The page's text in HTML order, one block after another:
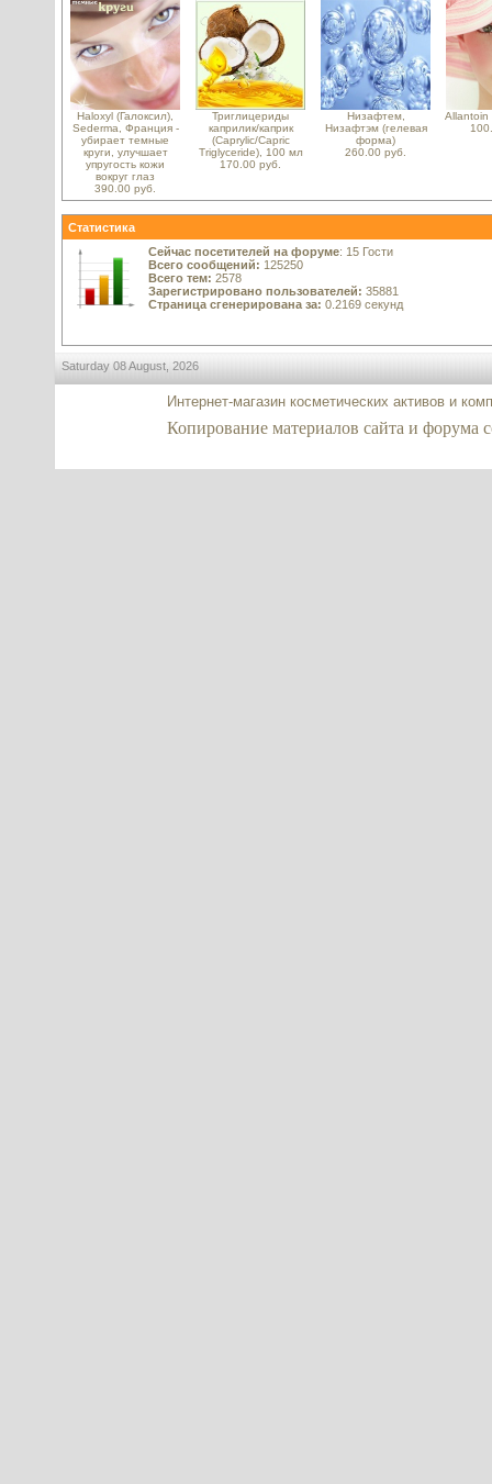
Haloxyl (Галоксил),
Sederma, Франция -
убирает темные
круги, улучшает
упругость кожи
вокруг глаз
390.00 руб.
Триглицериды
каприлик/каприк
(Caprylic/Capric
Triglyceride), 100 мл
170.00 руб.
Низафтем,
Низафтэм (гелевая
форма)
260.00 руб.
Allantoin
Статистика
Сейчас посетителей на форуме: 15 Гости
Всего сообщений: 125250
Всего тем: 2578
Зарегистрировано пользователей: 35881
Страница сгенерирована за: 0.2169 секунд
Saturday 08 August, 2026
Интернет-магазин косметических активов и
Копирование материалов сайта и форума